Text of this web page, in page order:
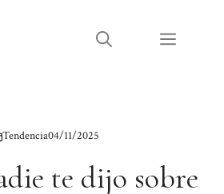
Menú
Tendencia04/11/2025
te dijo sobre